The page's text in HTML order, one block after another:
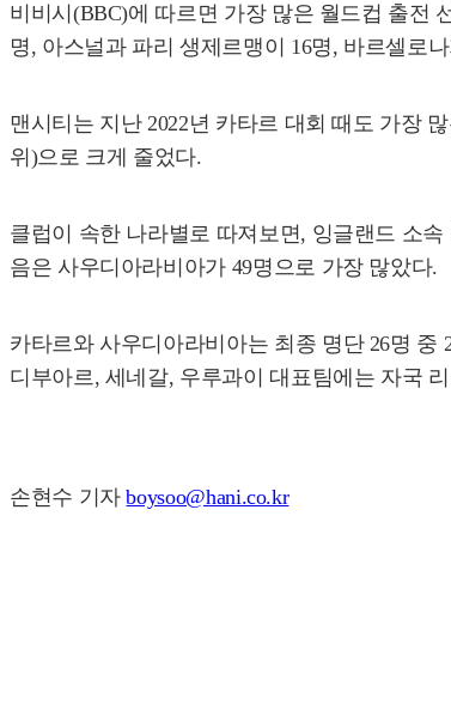
비비시(BBC)에 따르면 가장 많은 월드컵 출전
명, 아스널과 파리 생제르맹이 16명, 바르셀로
맨시티는 지난 2022년 카타르 대회 때도 가장
위)으로 크게 줄었다.
클럽이 속한 나라별로 따져보면, 잉글랜드 소
음은 사우디아라비아가 49명으로 가장 많았다.
카타르와 사우디아라비아는 최종 명단 26명
디부아르, 세네갈, 우루과이 대표팀에는 자국
손현수 기자boysoo@hani.co.kr